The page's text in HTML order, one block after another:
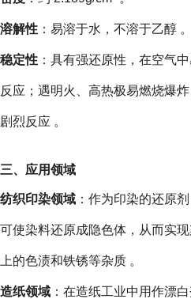
溶解性 ：易溶于水，不溶于乙醇 。
稳定性 ：具有强还原性，在空气
反应；遇明火、高热极易燃烧爆
剧烈反应 。
三、应用领域
纺织印染领域 ：作为印染的还原
可使染料还原成隐色体，从而实
上的色渍和铁锈等杂质 。
造纸领域 ：在造纸工业中用作漂